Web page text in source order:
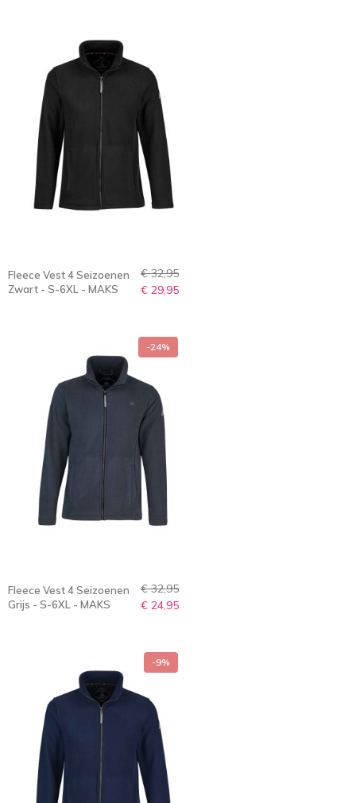
Fleece Vest 4 Seizoenen
Zwart - S-6XL - MAKS
€ 32,95
€ 29,95
-24%
Fleece Vest 4 Seizoenen
Grijs - S-6XL - MAKS
€ 32,95
€ 24,95
-9%